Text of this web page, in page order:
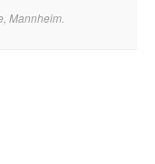
Mannheim.